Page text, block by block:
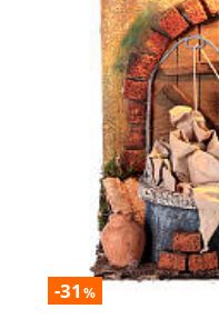
-31 %